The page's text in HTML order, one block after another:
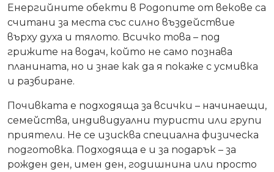
Енергийните обекти в Родопите от векове са
считани за места със силно въздействие
върху духа и тялото. Всичко това – под
грижите на водач, който не само познава
планината, но и знае как да я покаже с усмивка
и разбиране.
Почивката е подходяща за всички – начинаещи,
семейства, индивидуални туристи или групи
приятели. Не се изисква специална физическа
подготовка. Подходяща е и за подарък – за
рожден ден, имен ден, годишнина или просто